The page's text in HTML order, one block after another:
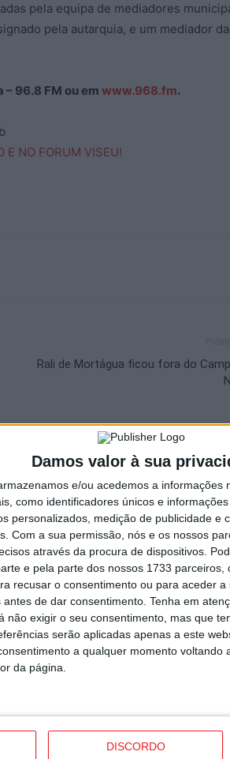
Damos valor à sua
e/ou acedemos a informações
como identificadores únicos e
personalizados, medição de publicidade e
Com a sua permissão, nós e os nossos
através da procura de dispositivos.
e pela parte dos nossos 1733 parceiros,
recusar o consentimento ou para aceder
de dar consentimento. Tenha em
não exigir o seu consentimento, mas que
serão aplicadas apenas a este
a qualquer momento voltando
da página.
DISCORDO
pela equipa de mediadores
pela autarquia, e um mediador da
96.8 FM ou em www.968.fm.
Rali de Mortágua ficou fora do
Sénior ao Minho